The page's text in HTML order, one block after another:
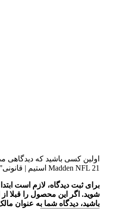
اولین کسی باشید که دیدگاهی
Madden NFL 21 استیم | قانونی”
برای ثبت دیدگاه، لازم است
شوید. اگر این محصول را قبلا
باشید، دیدگاه شما به عنوان